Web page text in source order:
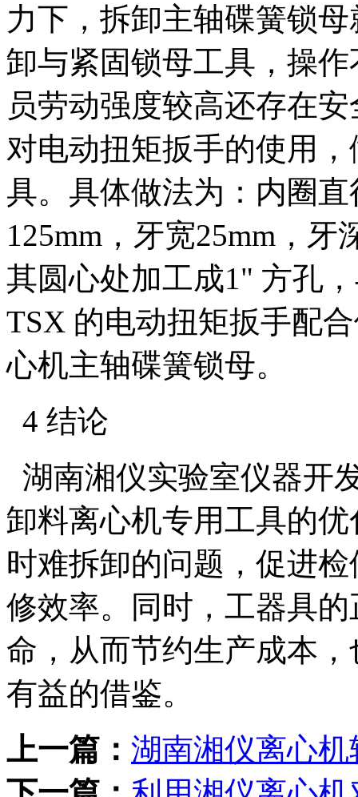
力下，拆卸主轴碟簧锁
卸与紧固锁母工具，操
员劳动强度较高还存在
对电动扭矩扳手的使用
具。具体做法为：内圈
125mm，牙宽25mm，
其圆心处加工成1" 方孔
TSX 的电动扭矩扳手配
心机主轴碟簧锁母。
4 结论
湖南湘仪实验室仪器开
卸料离心机专用工具的
时难拆卸的问题，促进
修效率。同时，工器具
命，从而节约生产成本
有益的借鉴。
上一篇： 湖南湘仪离心